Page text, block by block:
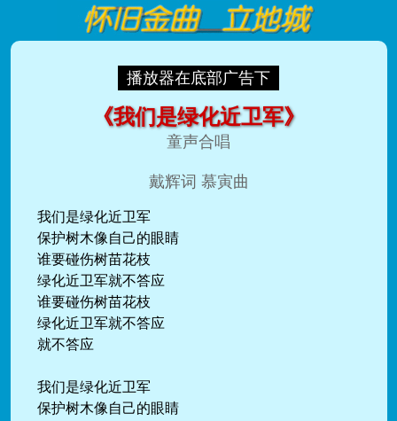
播放器在底部广告下
《我们是绿化近卫军》
童声合唱
戴辉词 慕寅曲
我们是绿化近卫军
保护树木像自己的眼睛
谁要碰伤树苗花枝
绿化近卫军就不答应
谁要碰伤树苗花枝
绿化近卫军就不答应
就不答应
我们是绿化近卫军
保护树木像自己的眼睛